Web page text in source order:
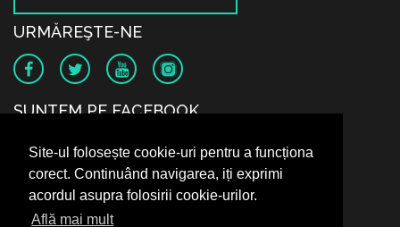
Site-ul folosește cookie-uri pentru a funcționa
corect. Continuând navigarea, iți exprimi
acordul asupra folosirii cookie-urilor.
Află mai mult
URMĂREŞTE-NE
SUNTEM PE FACEBOOK